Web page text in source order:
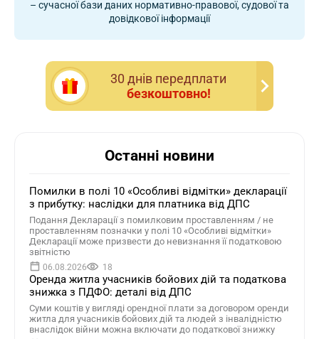
– сучасної бази даних нормативно-правової, судової та
довідкової інформації
30 днiв передплати
безкоштовно!
Останні новини
Помилки в полі 10 «Особливі відмітки» декларації
з прибутку: наслідки для платника від ДПС
Подання Декларації з помилковим проставленням / не
проставленням позначки у полі 10 «Особливі відмітки»
Декларації може призвести до невизнання її податковою
звітністю
06.08.2026 18
Оренда житла учасників бойових дій та податкова
знижка з ПДФО: деталі від ДПС
Суми коштів у вигляді орендної плати за договором оренди
житла для учасників бойових дій та людей з інвалідністю
внаслідок війни можна включати до податкової знижку